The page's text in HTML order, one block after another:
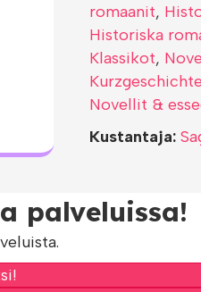
romaanit,
Historiska
Klassikot,
Novellit &
Kustantaja:
palveluissa!